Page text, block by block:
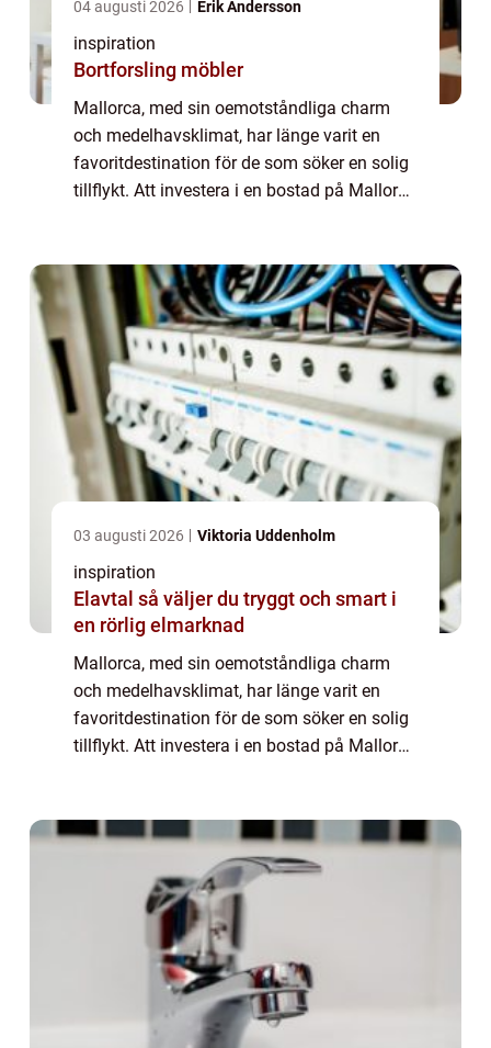
04 augusti 2026 Erik Andersson
inspiration
Bortforsling möbler
Mallorca, med sin oemotståndliga charm
och medelhavsklimat, har länge varit en
favoritdestination för de som söker en solig
tillflykt. Att investera i en bostad på Mallorca
03 augusti 2026 Viktoria Uddenholm
inspiration
Elavtal så väljer du tryggt och smart i
en rörlig elmarknad
Mallorca, med sin oemotståndliga charm
och medelhavsklimat, har länge varit en
favoritdestination för de som söker en solig
tillflykt. Att investera i en bostad på Mallorca